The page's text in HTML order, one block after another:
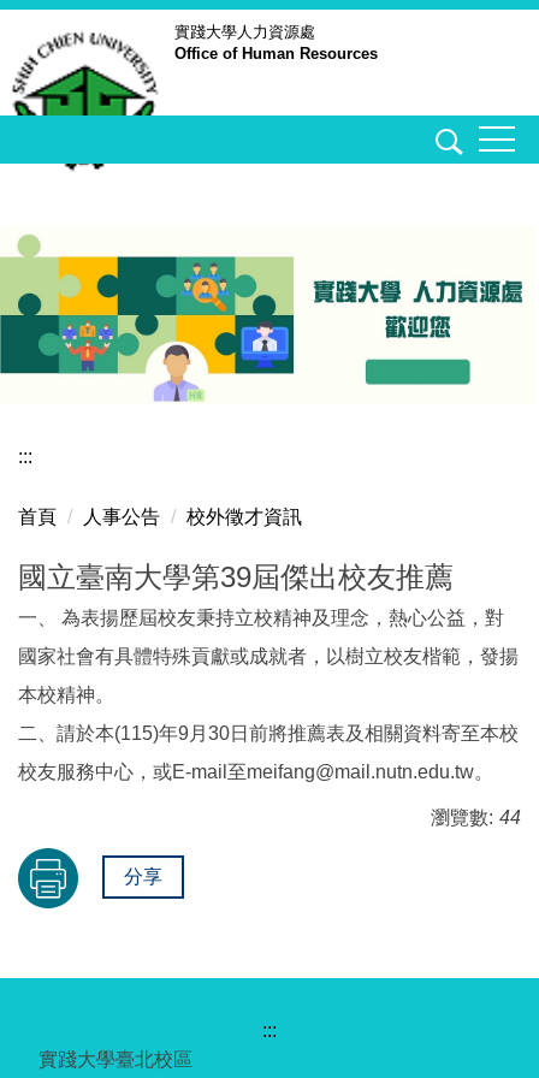
到
主
要
實踐大學人力資源處
Office of Human Resources
:::
首頁 人事公告 校外徵才資訊
國立臺南大學第39屆傑出校友推薦
一、 為表揚歷屆校友秉持立校精神及理念，熱心公益，對
國家社會有具體特殊貢獻或成就者，以樹立校友楷範，發揚
本校精神。
二、請於本(115)年9月30日前將推薦表及相關資料寄至本校
校友服務中心，或E-mail至meifang@mail.nutn.edu.tw。
瀏覽數: 44
分享
:::
實踐大學臺北校區